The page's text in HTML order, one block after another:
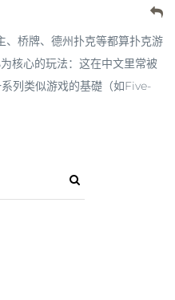
、桥牌、德州扑克等都算扑克游
核心的玩法：这在中文里常被
系列类似游戏的基礎（如Five-